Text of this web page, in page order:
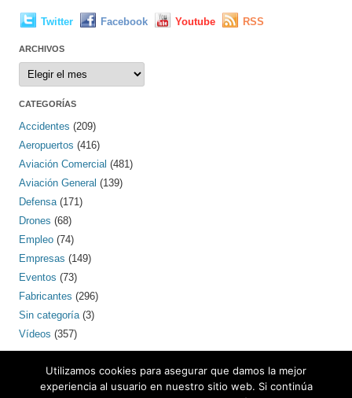
Twitter Facebook Youtube RSS
ARCHIVOS
Archivos
CATEGORÍAS
Accidentes (209)
Aeropuertos (416)
Aviación Comercial (481)
Aviación General (139)
Defensa (171)
Drones (68)
Empleo (74)
Empresas (149)
Eventos (73)
Fabricantes (296)
Sin categoría (3)
Vídeos (357)
Utilizamos cookies para asegurar que damos la mejor
experiencia al usuario en nuestro sitio web. Si continúa